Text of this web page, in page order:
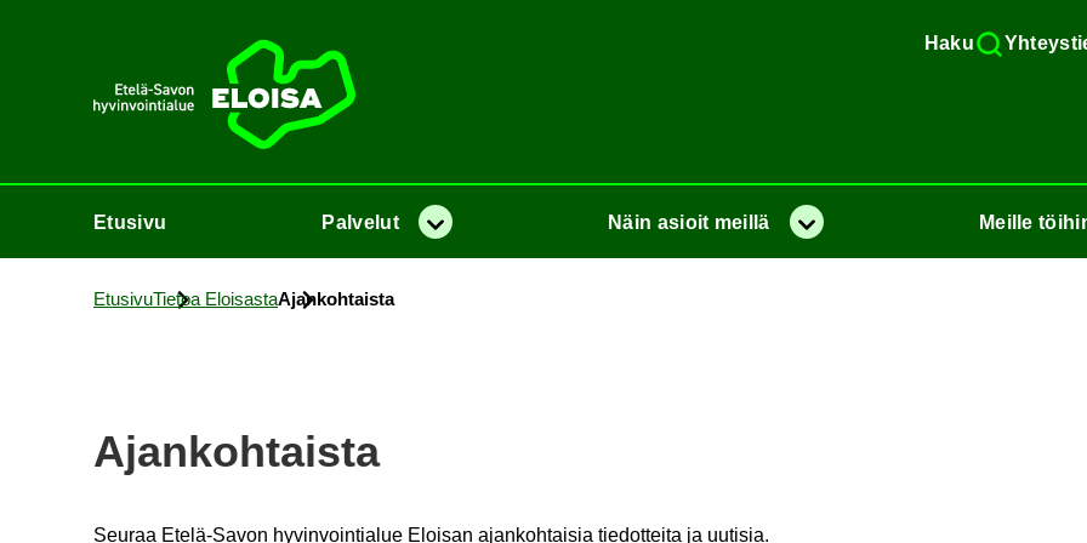
Haku
Etusi­vu
Etusi­vu Pal­ve­lut Va­lik­ko Näin asioit meil­lä Va­lik­ko Meil­le
Etusi­vuTie­toa Eloi­sas­taAjan­koh­tais­ta
Ajan­koh­tais­ta
Seu­raa Etelä-​Savon hy­vin­voin­tia­lue Eloi­san ajan­koh­tai­sia tie­dot­tei­ta ja uu­ti­sia.